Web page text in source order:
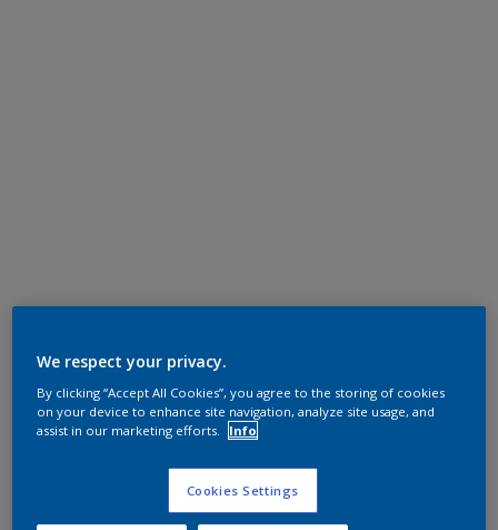
We respect your privacy.
By clicking “Accept All Cookies”, you agree to the storing of cookies
on your device to enhance site navigation, analyze site usage, and
assist in our marketing efforts.
Info
Cookies Settings